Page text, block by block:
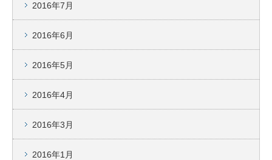
2016年7月
2016年6月
2016年5月
2016年4月
2016年3月
2016年1月